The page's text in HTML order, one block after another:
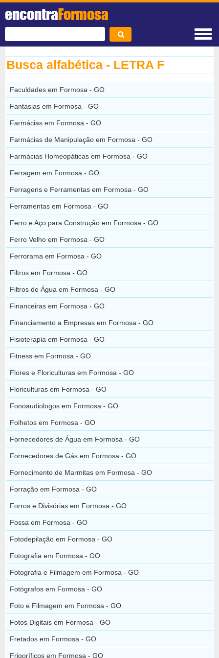
encontraFormosa
Busca alfabética - LETRA F
Faculdades em Formosa - GO
Fantasias em Formosa - GO
Farmácias em Formosa - GO
Farmácias de Manipulação em Formosa - GO
Farmácias Homeopáticas em Formosa - GO
Ferragem em Formosa - GO
Ferragens e Ferramentas em Formosa - GO
Ferramentas em Formosa - GO
Ferro e Aço para Construção em Formosa - GO
Ferro Velho em Formosa - GO
Ferrorama em Formosa - GO
Filtros em Formosa - GO
Filtros de Água em Formosa - GO
Financeiras em Formosa - GO
Financiamento a Empresas em Formosa - GO
Fisioterapia em Formosa - GO
Fitness em Formosa - GO
Flores e Floriculturas em Formosa - GO
Floriculturas em Formosa - GO
Fonoaudiologos em Formosa - GO
Folhetos em Formosa - GO
Fornecedores de Água em Formosa - GO
Fornecedores de Gás em Formosa - GO
Fornecimento de Marmitas em Formosa - GO
Forração em Formosa - GO
Forros e Divisórias em Formosa - GO
Fossa em Formosa - GO
Fotodepilação em Formosa - GO
Fotografia em Formosa - GO
Fotografia e Filmagem em Formosa - GO
Fotógrafos em Formosa - GO
Foto e Filmagem em Formosa - GO
Fotos Digitais em Formosa - GO
Fretados em Formosa - GO
Frigoríficos em Formosa - GO